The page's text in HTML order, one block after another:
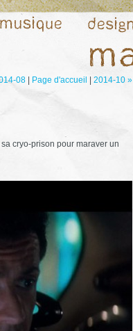
08| Page d'accueil 2014-10 »
cryo-prison pour maraver un